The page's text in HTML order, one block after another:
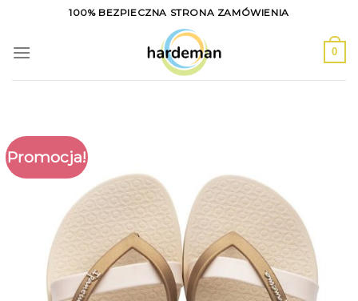
content
100% BEZPIECZNA STRONA ZAMÓWIENIA
0
Promocja!